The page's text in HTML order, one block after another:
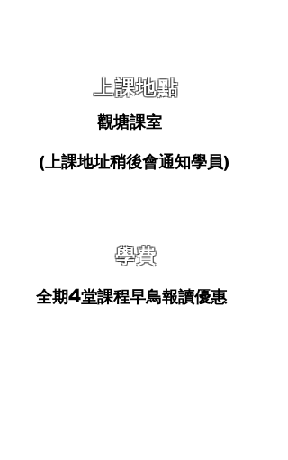
上課地點
觀塘課室
(上課地址稍後會通知學員)
學費
全期4堂課程早鳥報讀優惠